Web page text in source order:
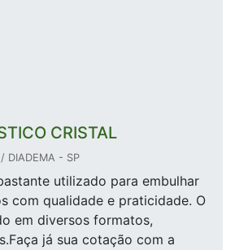
CRISTAL
/ DIADEMA - SP
utilizado para embulhar
com qualidade e praticidade. O
em diversos formatos,
já sua cotação com a